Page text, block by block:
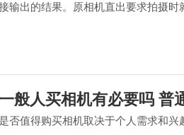
输出的结果。原相机直出要求拍摄时
一般人买相机有必要吗 普
是否值得购买相机取决于个人需求和